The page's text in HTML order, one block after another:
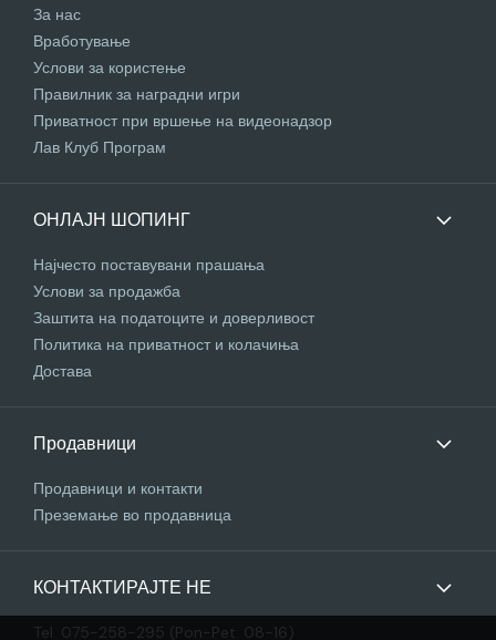
За нас
Вработување
Услови за користење
Правилник за наградни игри
Приватност при вршење на видеонадзор
Лав Клуб Програм
ОНЛАЈН ШОПИНГ
Најчесто поставувани прашања
Услови за продажба
Заштита на податоците и доверливост
Политика на приватност и колачиња
Достава
Продавници
Продавници и контакти
Преземање во продавница
КОНТАКТИРАЈТЕ НЕ
Tel. 075-258-295 (Pon-Pet: 08-16)